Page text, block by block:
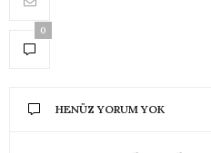
0
HENÜZ YORUM YOK